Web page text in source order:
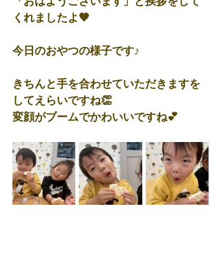
くれましたよ🧡
今日のおやつの様子です♪
きちんと手を合わせていただきますを
してえらいですね👏
変顔がブームでかわいいですね💕